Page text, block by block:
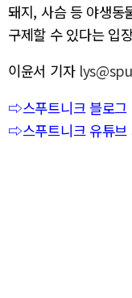
돼지, 사슴 등 야생동
구제할 수 있다는 입
이윤서 기자
⇨스푸트니크 블로그
⇨스푸트니크 유튜브